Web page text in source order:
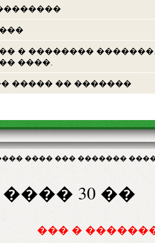
� �������� �������.
����.
����� �� �������
���� ��� ������� ����
30 ��
��� �